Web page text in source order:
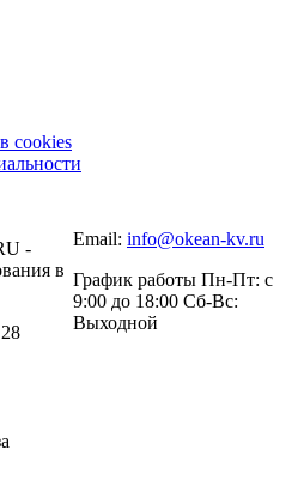
cookies
-
в
Email: info@okean-kv.ru
График работы Пн-Пт: с
9:00 до 18:00 Сб-Вс:
Выходной